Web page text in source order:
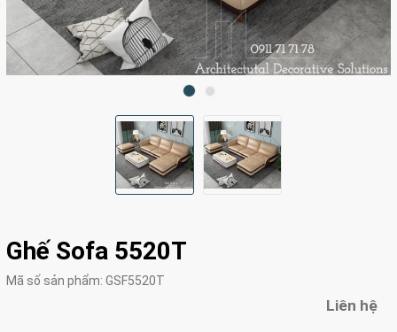
Ghế Sofa 5520T
Mã số sản phẩm: GSF5520T
Liên hệ